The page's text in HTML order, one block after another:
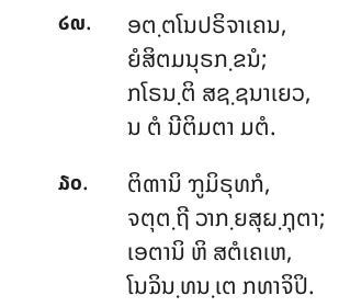
໒໙.
ອຕ຺ຕໂນປຣິຈາເຄນ,
ຍໍສິຕມນຸຣກ຺ຂນໍ;
ກໂຣນ຺ຕິ ສຊ຺ຊນາເຍວ,
ນ ຕໍ ນີຕິມຕາ ມຕໍ.
໓໐. ຕິຓານິຠູມິຣຸທກໍ,
ຈຕຸຕ຺ຖີ ວາກ຺ຍສຸຏ຺ຐຸຕາ;
ເອຕານິ ຫິ ສຕໍເຄເຫ,
ໂນຉິນ຺ທນ຺ເຕ ກທາຈິປິ.